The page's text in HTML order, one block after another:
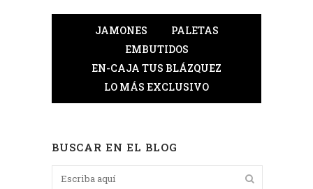
JAMONES
PALETAS
EMBUTIDOS
EN-CAJA TUS BLÁZQUEZ
LO MÁS EXCLUSIVO
BUSCAR EN EL BLOG